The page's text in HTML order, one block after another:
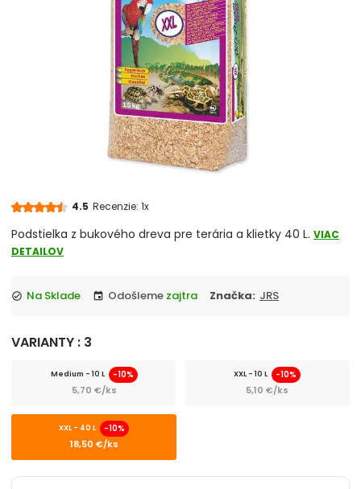
Rastliny do teraria
Krmivo pre teráriové zvieratá
Substráty a podstielky
Vitamíny a minerály
Dekorácie do terária
Misky, krmítka a napájačky
Prepravky
4.5 Recenzie: 1x
Podstielka z bukového dreva pre terária a klietky 40 L. VIAC
DETAILOV
check_circle Na Sklade event Odošleme zajtra Značka: JRS
VARIANTY : 3
Medium - 10 L -10%
5,70 €/ks
XXL - 10 L -10%
5,10 €/ks
XXL - 40 L -10%
18,50 €/ks